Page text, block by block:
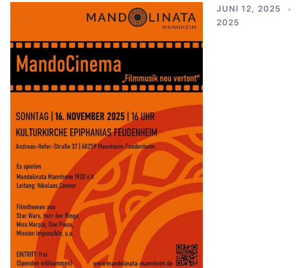
JUNI 12, 2025
2025